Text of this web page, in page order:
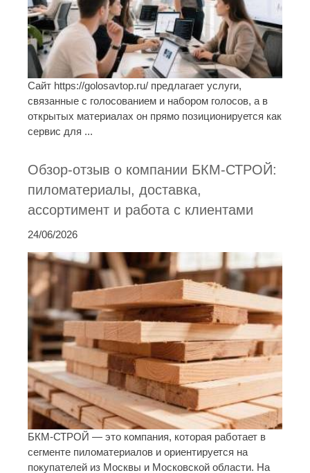
Сайт https://golosavtop.ru/ предлагает услуги,
связанные с голосованием и набором голосов, а в
открытых материалах он прямо позиционируется как
сервис для ...
Обзор-отзыв о компании БКМ-СТРОЙ:
пиломатериалы, доставка,
ассортимент и работа с клиентами
24/06/2026
БКМ-СТРОЙ — это компания, которая работает в
сегменте пиломатериалов и ориентируется на
покупателей из Москвы и Московской области. На